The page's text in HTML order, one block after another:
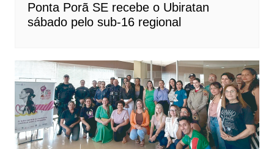
Ponta Porã SE recebe o Ubiratan
sábado pelo sub-16 regional